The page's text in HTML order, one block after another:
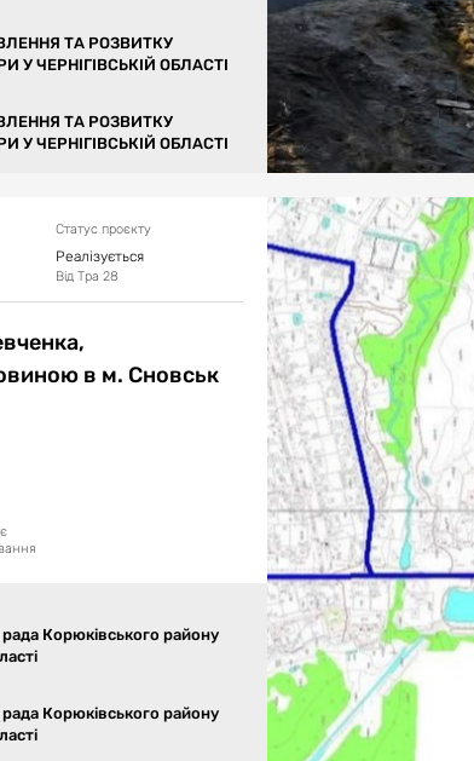
ТА РОЗВИТКУ
У ЧЕРНІГІВСЬКІЙ ОБЛАСТІ
ТА РОЗВИТКУ
У ЧЕРНІГІВСЬКІЙ ОБЛАСТІ
Статус проєкту
Реалізується
Від Тра 28
в м. Сновськ
рада Корюківського району
рада Корюківського району